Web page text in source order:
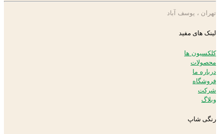
تهران ، یوسف آباد
لینک های مفید
کلکسیون ها
محصولات
درباره ما
فروشگاه
شرکت
وبلاگ
رنگی شاپ